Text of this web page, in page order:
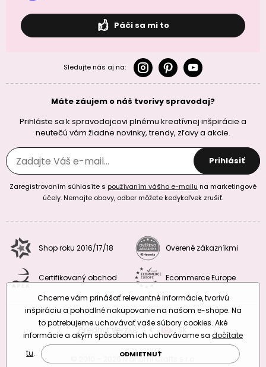
Páči sa mi to
Sledujte nás aj na:
Máte záujem o náš tvorivy spravodaj?
Prihláste sa k spravodajcovi plnému kreatívnej inšpirácie a
neutečú vám žiadne novinky, trendy, zľavy a akcie.
Prihlásiť
Zaregistrovaním súhlasíte s používaním vášho e-mailu na marketingové
účely. Nemajte obavy, odber môžete kedykoľvek zrušiť.
Shop roku 2016/17/18 Overené zákazníkmi
Certifikovaný obchod Ecommerce Europe
Prepnúť verziu: CZSK
© 2010 – 2026 Manumi Crafts s.r.o.
Chceme vám prinášať relevantné informácie, tvorivú
inšpiráciu a pohodlné nakupovanie na našom e-shope. Na
to potrebujeme uchovávať vaše súbory cookies. Aké
informácie a akým spôsobom ich uchovávame sa dočítate
tu. ODMIETNUŤ